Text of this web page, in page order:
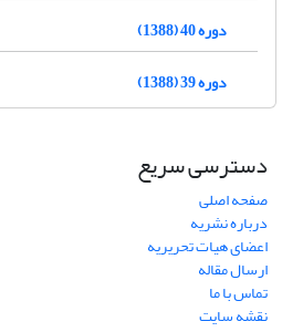
دوره 40 (1388)
دوره 39 (1388)
دسترسی سریع
صفحه اصلی
درباره نشریه
اعضای هیات تحریریه
ارسال مقاله
تماس با ما
نقشه سایت